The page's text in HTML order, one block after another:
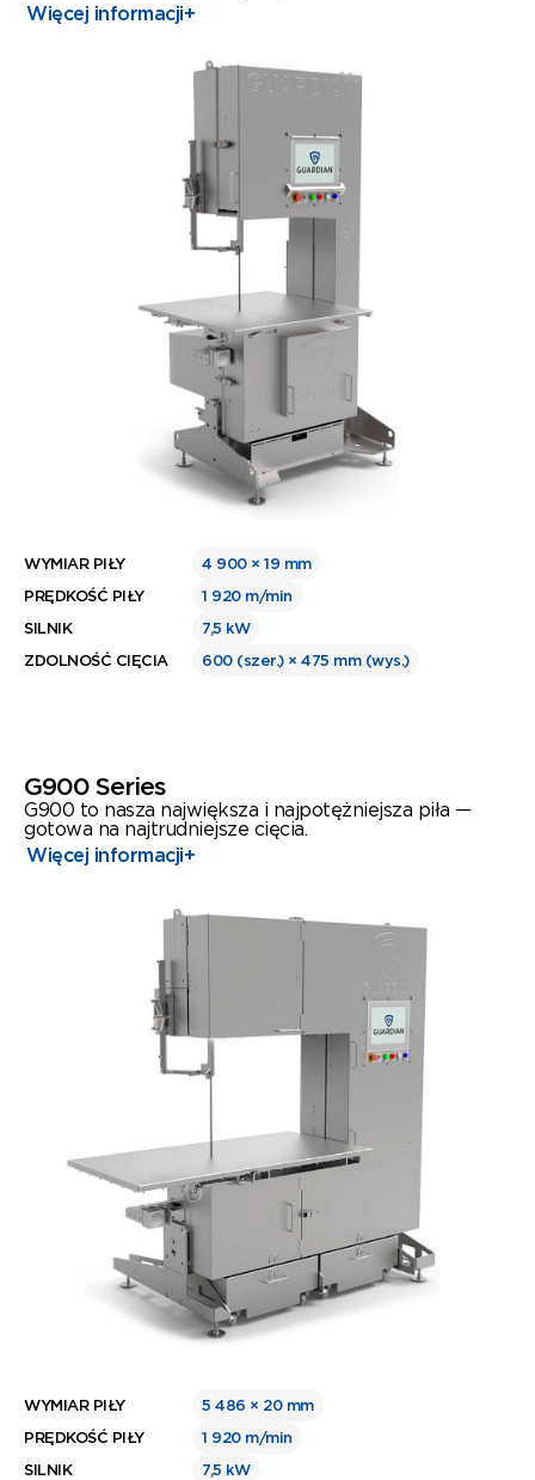
Więcej informacji+
WYMIAR PIŁY
4 900 × 19 mm
PRĘDKOŚĆ PIŁY
1 920 m/min
SILNIK
7,5 kW
ZDOLNOŚĆ CIĘCIA
600 (szer.) × 475 mm (wys.)
G900 Series
G900 to nasza największa i najpotężniejsza piła —
gotowa na najtrudniejsze cięcia.
Więcej informacji+
WYMIAR PIŁY
5 486 × 20 mm
PRĘDKOŚĆ PIŁY
1 920 m/min
SILNIK
7,5 kW